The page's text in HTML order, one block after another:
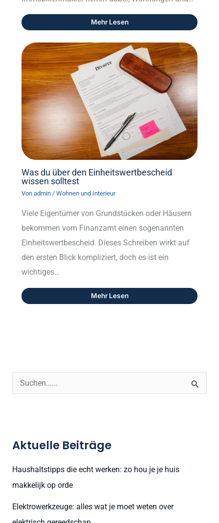
Mehr Lesen
Was du über den Einheitswertbescheid
wissen solltest
Von admin / Wohnen und Interieur
Viele Eigentümer von Grundstücken oder Häusern
bekommen vom Finanzamt einen sogenannten
Einheitswertbescheid. Dieses Schreiben wirkt auf
den ersten Blick kompliziert, doch es ist ein
wichtiges…
Mehr Lesen
e
c
Aktuelle Beiträge
Haushaltstipps die echt werken: zo hou je je huis
makkelijk op orde
Elektrowerkzeuge: alles wat je moet weten over